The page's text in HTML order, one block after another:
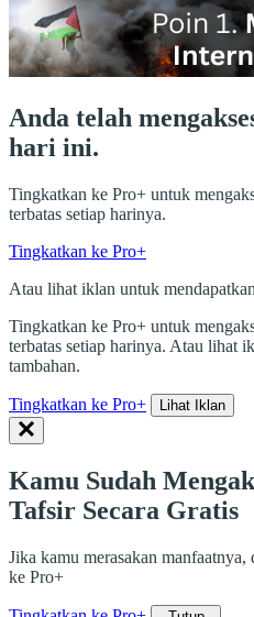
Anda telah
hari ini.
Tingkatkan ke Pro+ untuk
terbatas setiap harinya.
Tingkatkan ke Pro+
Atau lihat iklan untuk
Tingkatkan ke Pro+ untuk
terbatas setiap harinya. Atau lihat
tambahan.
Tingkatkan ke Pro+ Lihat Iklan
Kamu Sudah
Tafsir Secara Gratis
Jika kamu merasakan
ke Pro+